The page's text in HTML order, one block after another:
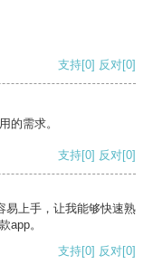
支持[0] 反对[0]
的需求。
支持[0] 反对[0]
易上手，让我能够快速熟
app。
支持[0] 反对[0]